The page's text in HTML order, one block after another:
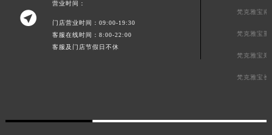

营业时间：
门店营业时间：09:00-19:30
客服在线时间：8:00-22:00
客服及门店节假日不休
梵克雅宝南
梵克雅宝重
梵克雅宝郑
梵克雅宝长